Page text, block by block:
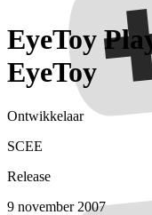
EyeToy
EyeToy
Ontwikkelaar
SCEE
Release
9 november 2007